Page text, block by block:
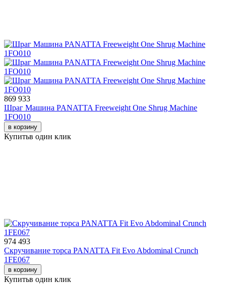
869 933
Шраг Машина PANATTA Freeweight One Shrug Machine
1FO010
в корзину
Купитьв один клик
974 493
Скручивание торса PANATTA Fit Evo Abdominal Crunch
1FE067
в корзину
Купитьв один клик